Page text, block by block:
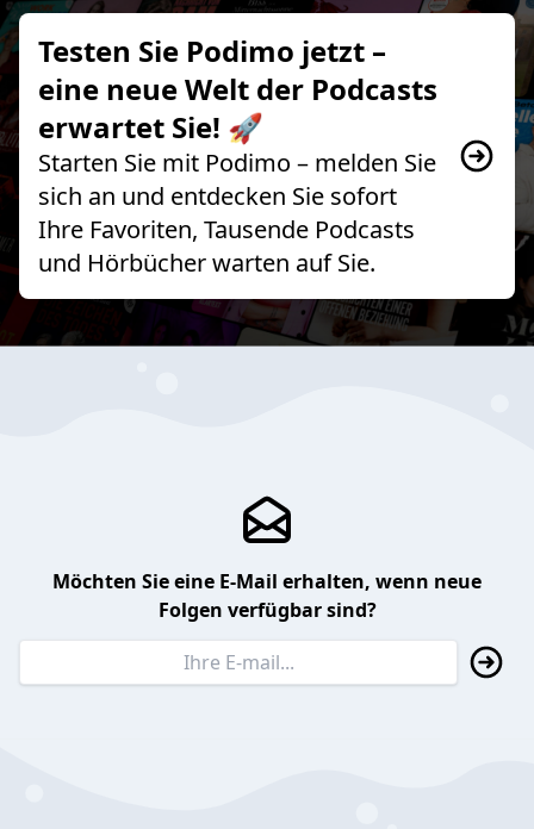
Testen Sie Podimo jetzt –
eine neue Welt der Podcasts
erwartet Sie! 🚀
Starten Sie mit Podimo – melden Sie
sich an und entdecken Sie sofort
Ihre Favoriten, Tausende Podcasts
und Hörbücher warten auf Sie.
Möchten Sie eine E-Mail erhalten, wenn neue
Folgen verfügbar sind?